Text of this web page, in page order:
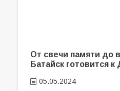
От свечи памяти до
Батайск готовится
05.05.2024